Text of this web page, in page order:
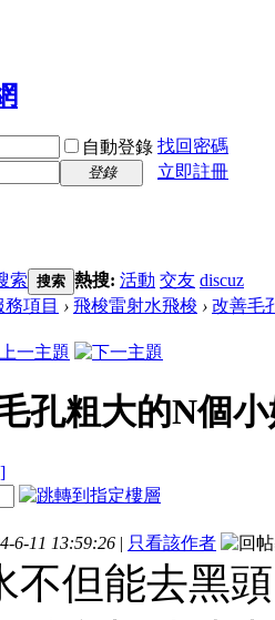
自動登錄 找回密碼
登錄
立即註冊
索 搜索 熱搜: 活動 交友 discuz
務項目 › 飛梭雷射水飛梭 › 改善毛
孔粗大的N個
6-11 13:59:26 | 只看該作者
不但能去黑